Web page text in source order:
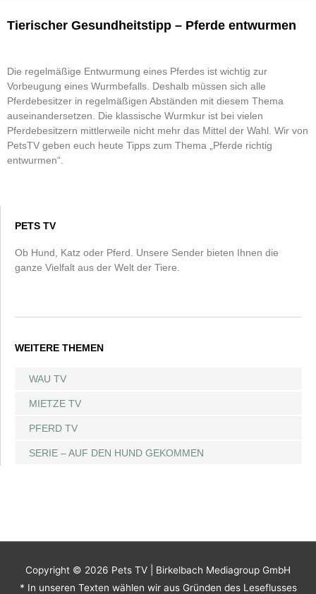
Tierischer Gesundheitstipp – Pferde entwurmen
Die regelmäßige Entwurmung eines Pferdes ist wichtig zur
Vorbeugung eines Wurmbefalls. Deshalb müssen sich alle
Pferdebesitzer in regelmäßigen Abständen mit diesem Thema
auseinandersetzen. Die klassische Wurmkur ist bei vielen
Pferdebesitzern mittlerweile nicht mehr das Mittel der Wahl. Wir von
PetsTV geben euch heute Tipps zum Thema „Pferde richtig
entwurmen“.
PETS TV
Ob Hund, Katz oder Pferd. Unsere Sender bieten Ihnen die
ganze Vielfalt aus der Welt der Tiere.
WEITERE THEMEN
WAU TV
MIETZE TV
PFERD TV
SERIE – AUF DEN HUND GEKOMMEN
Copyright © 2026 Pets TV | Birkelbach Mediagroup GmbH
* In unseren Texten wählen wir aus Gründen des Leseflusses